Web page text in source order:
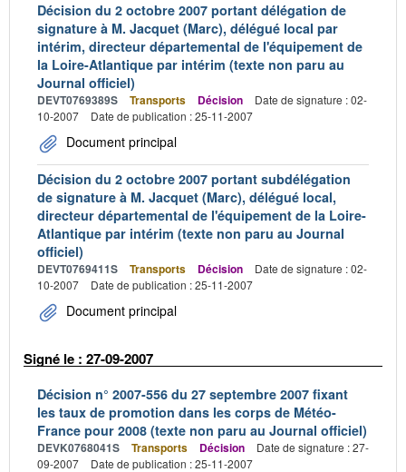
Décision du 2 octobre 2007 portant délégation de
signature à M. Jacquet (Marc), délégué local par
intérim, directeur départemental de l'équipement de
la Loire-Atlantique par intérim (texte non paru au
Journal officiel)
DEVT0769389S Transports Décision
Date de signature : 02-
10-2007
Date de publication : 25-11-2007
Document principal
Décision du 2 octobre 2007 portant subdélégation
de signature à M. Jacquet (Marc), délégué local,
directeur départemental de l'équipement de la Loire-
Atlantique par intérim (texte non paru au Journal
officiel)
DEVT0769411S Transports Décision
Date de signature : 02-
10-2007
Date de publication : 25-11-2007
Document principal
Signé le : 27-09-2007
Décision n° 2007-556 du 27 septembre 2007 fixant
les taux de promotion dans les corps de Météo-
France pour 2008 (texte non paru au Journal officiel)
DEVK0768041S Transports Décision
Date de signature : 27-
09-2007
Date de publication : 25-11-2007